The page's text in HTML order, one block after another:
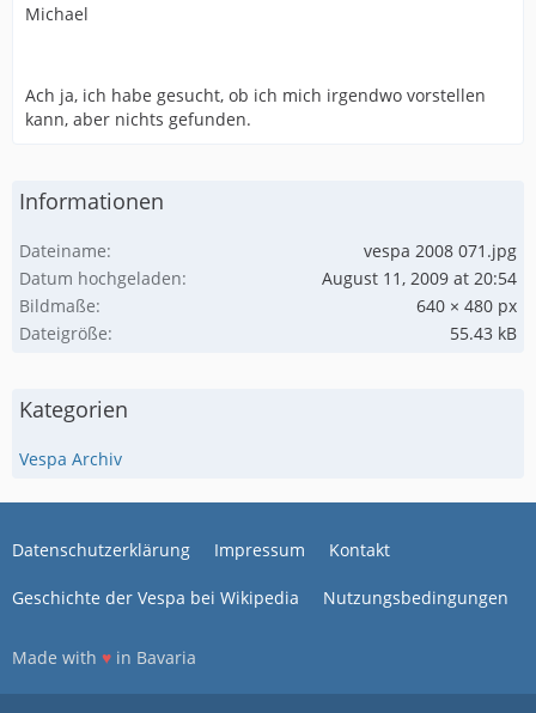
Michael
Ach ja, ich habe gesucht, ob ich mich irgendwo vorstellen
kann, aber nichts gefunden.
Informationen
Dateiname
vespa 2008 071.jpg
Datum hochgeladen
August 11, 2009 at 20:54
Bildmaße
640 × 480 px
Dateigröße
55.43 kB
Kategorien
Vespa Archiv
Datenschutzerklärung Impressum Kontakt
Geschichte der Vespa bei Wikipedia Nutzungsbedingungen
Made with ♥ in Bavaria